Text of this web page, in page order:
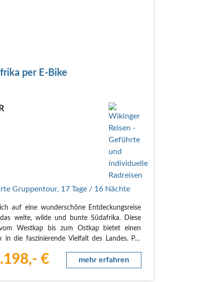
per E-Bike
Gruppentour, 17 Tage / 16 Nächte
auf eine wunderschöne Entdeckungsreise
weite, wilde und bunte Südafrika. Diese
Westkap bis zum Ostkap bietet einen
in die faszinierende Vielfalt des Landes. Per
Kapstadt durch malerische
€ mehr erfahren